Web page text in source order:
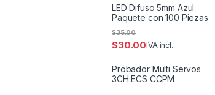
LED Difuso 5mm Azul
Paquete con 100 Piezas
$30.00
$35.00
IVA incl.
Probador Multi Servos
3CH ECS CCPM